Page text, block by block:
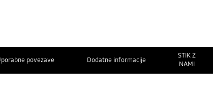
povezave Dodatne informacije
STIK Z
NAMI